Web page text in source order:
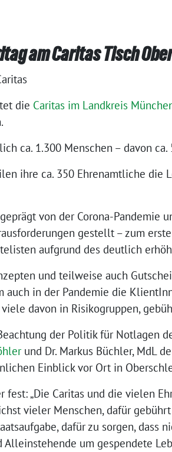
am Caritas Tisch
die Caritas im Landkreis
ca. 1.300 Menschen – davon ca.
ihre ca. 350 Ehrenamtliche die
von der Corona-Pandemie
gestellt – zum
aufgrund des deutlich
und teilweise auch
auch in der Pandemie die
davon in Risikogruppen,
der Politik für Notlagen
und Dr. Markus Büchler, MdL
Einblick vor Ort in
„Die Caritas und die vielen
vieler Menschen, dafür
dafür zu sorgen, dass
Alleinstehende um gespendete